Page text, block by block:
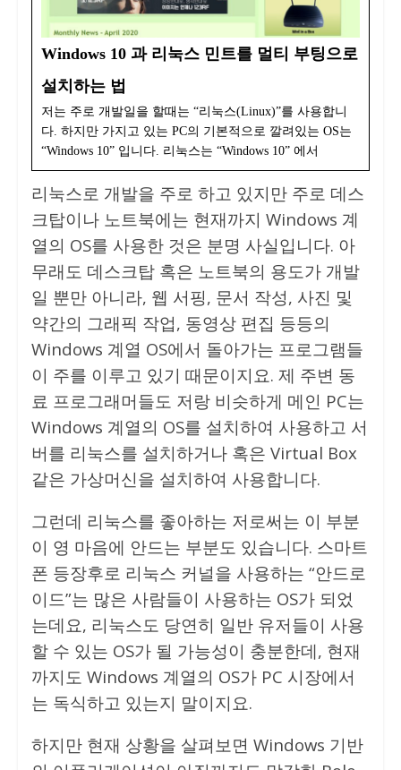
Windows 10 과 리눅스 민트를 멀티 부팅으로
설치하는 법
저는 주로 개발일을 할때는 “리눅스(Linux)”를 사용합니
다. 하지만 가지고 있는 PC의 기본적으로 깔려있는 OS는
“Windows 10” 입니다. 리눅스는 “Windows 10” 에서
리눅스로 개발을 주로 하고 있지만 주로 데스
크탑이나 노트북에는 현재까지 Windows 계
열의 OS를 사용한 것은 분명 사실입니다. 아
무래도 데스크탑 혹은 노트북의 용도가 개발
일 뿐만 아니라, 웹 서핑, 문서 작성, 사진 및
약간의 그래픽 작업, 동영상 편집 등등의
Windows 계열 OS에서 돌아가는 프로그램들
이 주를 이루고 있기 때문이지요. 제 주변 동
료 프로그래머들도 저랑 비슷하게 메인 PC는
Windows 계열의 OS를 설치하여 사용하고 서
버를 리눅스를 설치하거나 혹은 Virtual Box
같은 가상머신을 설치하여 사용합니다.
그런데 리눅스를 좋아하는 저로써는 이 부분
이 영 마음에 안드는 부분도 있습니다. 스마트
폰 등장후로 리눅스 커널을 사용하는 “안드로
이드”는 많은 사람들이 사용하는 OS가 되었
는데요, 리눅스도 당연히 일반 유저들이 사용
할 수 있는 OS가 될 가능성이 충분한데, 현재
까지도 Windows 계열의 OS가 PC 시장에서
는 독식하고 있는지 말이지요.
하지만 현재 상황을 살펴보면 Windows 기반